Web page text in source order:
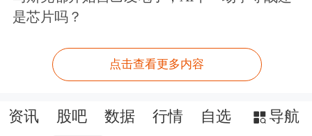
是芯片吗？
点击查看更多内容
资讯 股吧 数据 行情 自选 导航